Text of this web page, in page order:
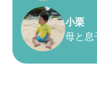
小栗
母と息